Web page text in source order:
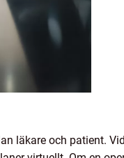
läkare och patient.